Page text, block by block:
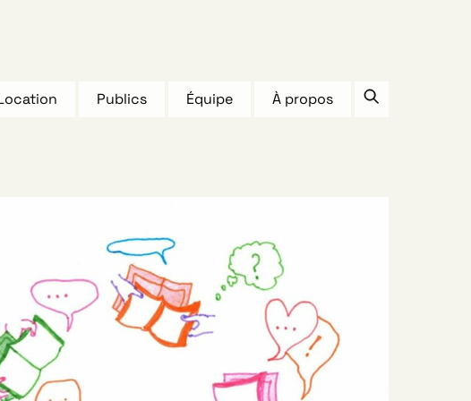
Publics Équipe À propos